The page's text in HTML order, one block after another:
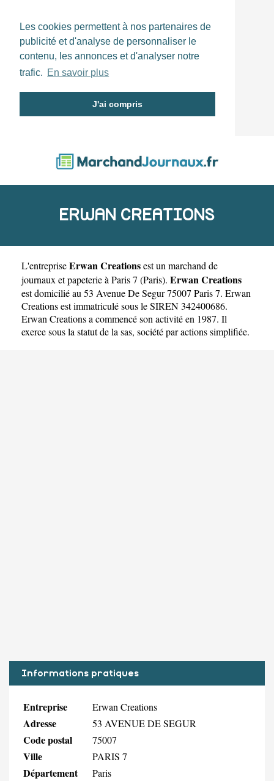
Les cookies permettent à nos partenaires de
publicité et d'analyse de personnaliser le
contenu, les annonces et d'analyser notre
trafic. En savoir plus
J'ai compris
ERWAN CREATIONS
L'entrepriseErwan Creationsest un marchand de
journaux et papeterie à Paris 7 (Paris). Erwan Creations
est domicilié au 53 Avenue De Segur 75007 Paris 7. Erwan
Creations est immatriculé sous le SIREN 342400686.
Erwan Creations a commencé son activité en 1987. Il
exerce sous la statut de la sas, société par actions simplifiée.
Informations pratiques
Entreprise Erwan Creations
Adresse 53 AVENUE DE SEGUR
Code postal 75007
Ville PARIS 7
Département Paris